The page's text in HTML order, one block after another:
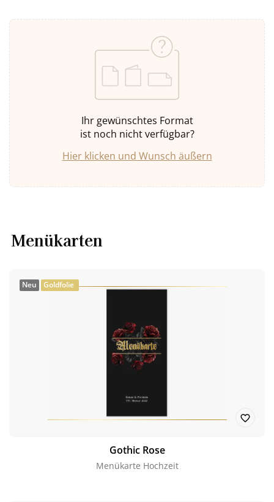
Ihr gewünschtes Format
ist noch nicht verfügbar?
Hier klicken und Wunsch äußern
Menükarten
Neu Goldfolie
Gothic Rose
Menükarte Hochzeit